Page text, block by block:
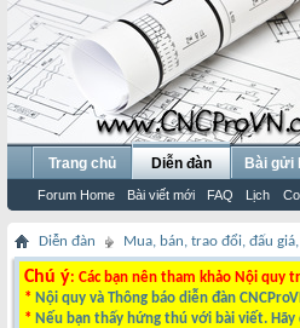
Trang chủ Diễn đàn
Forum Home Bài viết mới FAQ Lịch
Bài gửi
Diễn đàn Mua, bán, trao đổi, đấu
Chú ý: Các bạn nên tham khảo Nội quy
* Nội quy và Thông báo diễn đàn
* Nếu bạn thấy hứng thú với bài viết. Hãy